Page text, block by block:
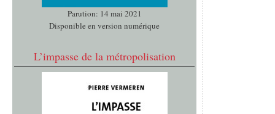
Parution: 14 mai 2021
Disponible en version numérique
L’impasse de la métropolisation